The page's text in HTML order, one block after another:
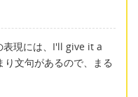
表現には、I'll give it a
文句があるので、まる